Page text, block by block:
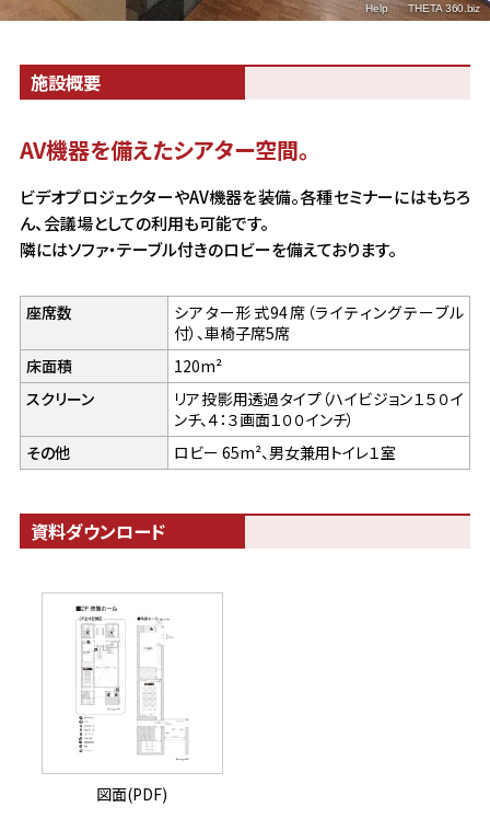
施設概要
AV機器を備えたシアター空間。
ビデオプロジェクターやAV機器を装備。各種セミナーにはもちろ
ん、会議場としての利用も可能です。
隣にはソファ・テーブル付きのロビーを備えております。
座席数
シアター形式94席（ライティングテーブル
付）、車椅子席5席
床面積
120m²
スクリーン
リア投影用透過タイプ（ハイビジョン１５０イ
ンチ、４：３画面１００インチ）
その他
ロビー 65m²、男女兼用トイレ１室
資料ダウンロード
図面(PDF)